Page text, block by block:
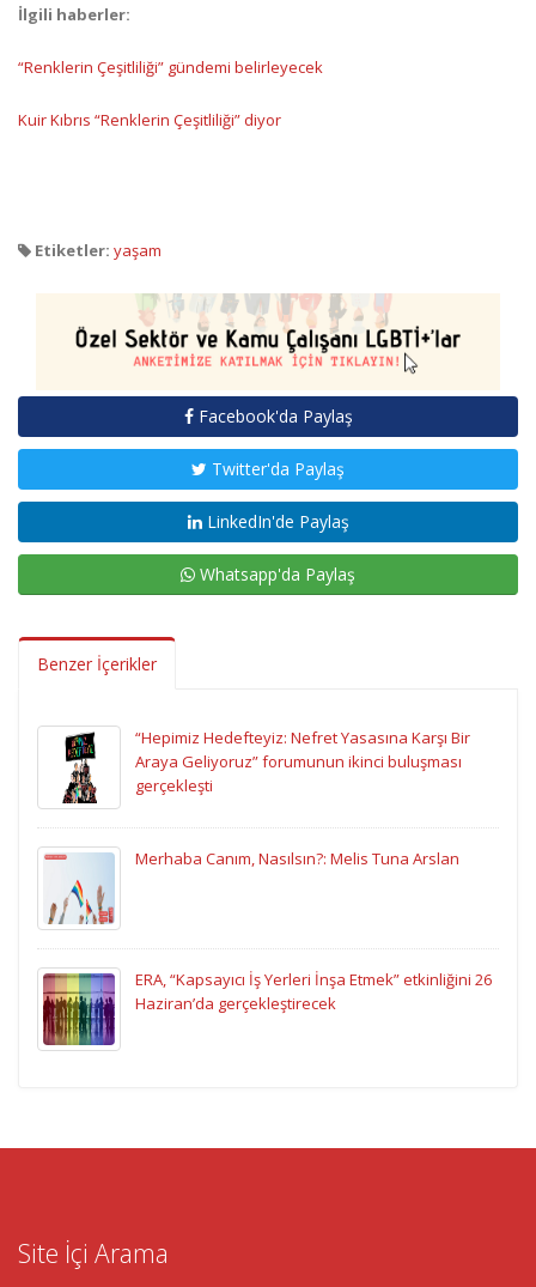
İlgili haberler:
“Renklerin Çeşitliliği” gündemi belirleyecek
Kuir Kıbrıs “Renklerin Çeşitliliği” diyor
Etiketler: yaşam
Facebook'da Paylaş
Twitter'da Paylaş
LinkedIn'de Paylaş
Whatsapp'da Paylaş
Benzer İçerikler
“Hepimiz Hedefteyiz: Nefret Yasasına Karşı Bir
Araya Geliyoruz” forumunun ikinci buluşması
gerçekleşti
Merhaba Canım, Nasılsın?: Melis Tuna Arslan
ERA, “Kapsayıcı İş Yerleri İnşa Etmek” etkinliğini 26
Haziran’da gerçekleştirecek
Site İçi Arama